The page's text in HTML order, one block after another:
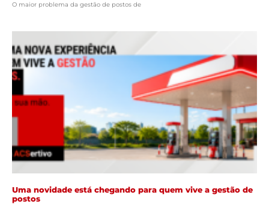
O maior problema da gestão de postos de
Uma novidade está chegando para quem vive a gestão de
postos